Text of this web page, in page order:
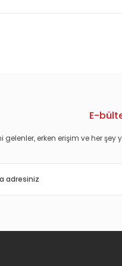
E-
gelenler, erken erişim ve her